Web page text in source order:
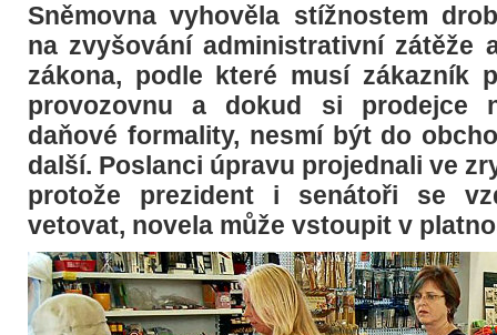
Sněmovna vyhověla stížnostem
na zvyšování administrativní zátěže
zákona, podle které musí zákazník
provozovnu a dokud si prodejce
daňové formality, nesmí být do
další. Poslanci úpravu projednali ve
protože prezident i senátoři se
vetovat, novela může vstoupit v